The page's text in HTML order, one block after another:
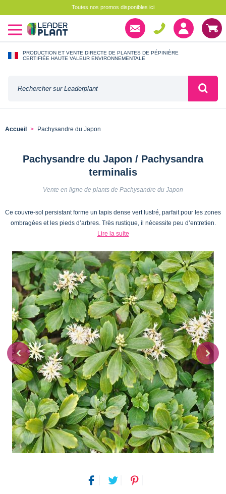
Toutes nos promos disponibles ici
PRODUCTION ET VENTE DIRECTE DE PLANTES DE PÉPINIÈRE
CERTIFIÉE HAUTE VALEUR ENVIRONNEMENTALE
Accueil Pachysandre du Japon
Pachysandre du Japon / Pachysandra
terminalis
Vente en ligne de plants de Pachysandre du Japon
Ce couvre-sol persistant forme un tapis dense vert lustré, parfait pour les zones
ombragées et les pieds d’arbres. Très rustique, il nécessite peu d’entretien.
Lire la suite